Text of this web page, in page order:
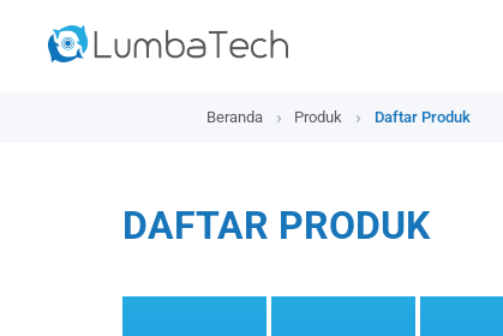
Beranda Produk Daftar Produk
DAFTAR PRODUK